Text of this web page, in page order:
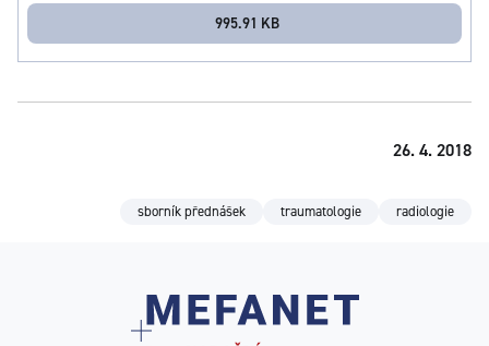
995.91 KB
26. 4. 2018
sborník přednášek traumatologie radiologie